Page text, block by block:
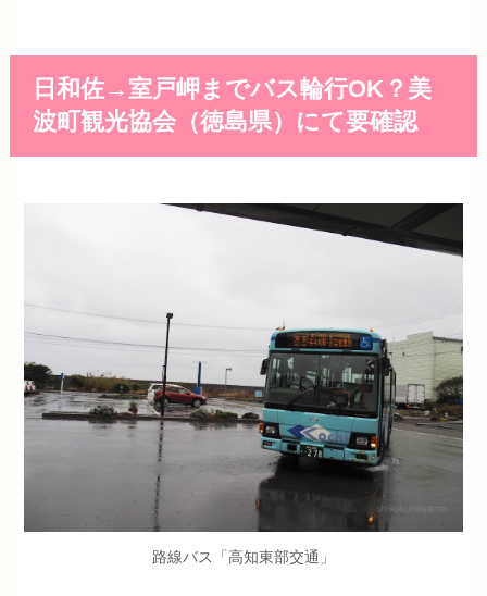
日和佐→室戸岬までバス輪行OK？美
波町観光協会（徳島県）にて要確認
路線バス「高知東部交通」